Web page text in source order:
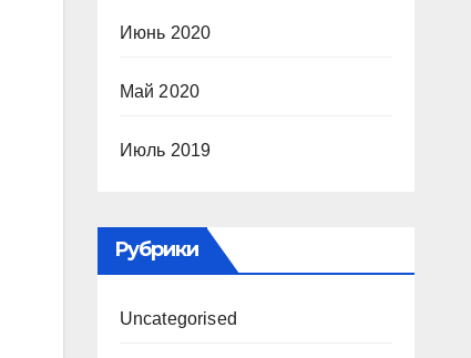
Июнь 2020
Май 2020
Июль 2019
Рубрики
Uncategorised